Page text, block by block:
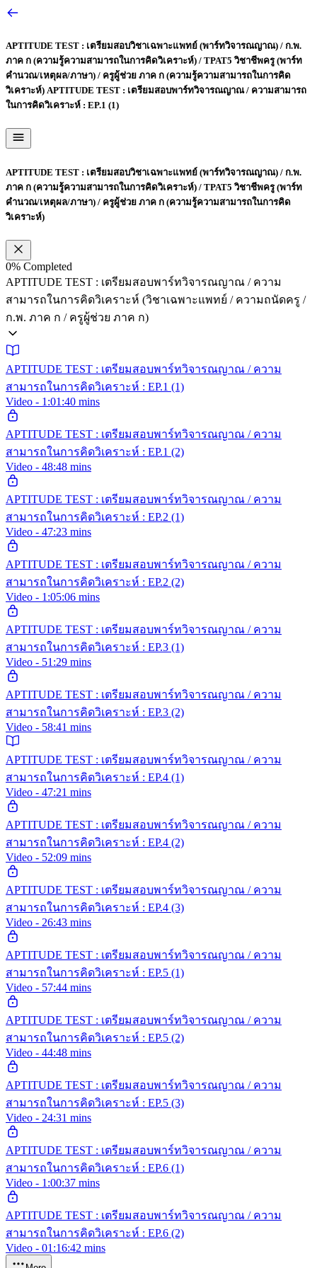
APTITUDE TEST : เตรียมสอบวิชาเฉพาะแพทย์ (พาร์ทวิจารณญาณ) / ก.พ.
ภาค ก (ความรู้ความสามารถในการคิดวิเคราะห์) / TPAT5 วิชาชีพครู (พาร์ท
คำนวณ/เหตุผล/ภาษา) / ครูผู้ช่วย ภาค ก (ความรู้ความสามารถในการคิด
วิเคราะห์) APTITUDE TEST : เตรียมสอบพาร์ทวิจารณญาณ / ความสามารถ
ในการคิดวิเคราะห์ : EP.1 (1)
APTITUDE TEST : เตรียมสอบวิชาเฉพาะแพทย์ (พาร์ทวิจารณญาณ) / ก.พ.
ภาค ก (ความรู้ความสามารถในการคิดวิเคราะห์) / TPAT5 วิชาชีพครู (พาร์ท
คำนวณ/เหตุผล/ภาษา) / ครูผู้ช่วย ภาค ก (ความรู้ความสามารถในการคิด
วิเคราะห์)
0% Completed
APTITUDE TEST : เตรียมสอบพาร์ทวิจารณญาณ / ความ
สามารถในการคิดวิเคราะห์ (วิชาเฉพาะแพทย์ / ความถนัดครู /
ก.พ. ภาค ก / ครูผู้ช่วย ภาค ก)
APTITUDE TEST : เตรียมสอบพาร์ทวิจารณญาณ / ความ
สามารถในการคิดวิเคราะห์ : EP.1 (1)
Video - 1:01:40 mins
APTITUDE TEST : เตรียมสอบพาร์ทวิจารณญาณ / ความ
สามารถในการคิดวิเคราะห์ : EP.1 (2)
Video - 48:48 mins
APTITUDE TEST : เตรียมสอบพาร์ทวิจารณญาณ / ความ
สามารถในการคิดวิเคราะห์ : EP.2 (1)
Video - 47:23 mins
APTITUDE TEST : เตรียมสอบพาร์ทวิจารณญาณ / ความ
สามารถในการคิดวิเคราะห์ : EP.2 (2)
Video - 1:05:06 mins
APTITUDE TEST : เตรียมสอบพาร์ทวิจารณญาณ / ความ
สามารถในการคิดวิเคราะห์ : EP.3 (1)
Video - 51:29 mins
APTITUDE TEST : เตรียมสอบพาร์ทวิจารณญาณ / ความ
สามารถในการคิดวิเคราะห์ : EP.3 (2)
Video - 58:41 mins
APTITUDE TEST : เตรียมสอบพาร์ทวิจารณญาณ / ความ
สามารถในการคิดวิเคราะห์ : EP.4 (1)
Video - 47:21 mins
APTITUDE TEST : เตรียมสอบพาร์ทวิจารณญาณ / ความ
สามารถในการคิดวิเคราะห์ : EP.4 (2)
Video - 52:09 mins
APTITUDE TEST : เตรียมสอบพาร์ทวิจารณญาณ / ความ
สามารถในการคิดวิเคราะห์ : EP.4 (3)
Video - 26:43 mins
APTITUDE TEST : เตรียมสอบพาร์ทวิจารณญาณ / ความ
สามารถในการคิดวิเคราะห์ : EP.5 (1)
Video - 57:44 mins
APTITUDE TEST : เตรียมสอบพาร์ทวิจารณญาณ / ความ
สามารถในการคิดวิเคราะห์ : EP.5 (2)
Video - 44:48 mins
APTITUDE TEST : เตรียมสอบพาร์ทวิจารณญาณ / ความ
สามารถในการคิดวิเคราะห์ : EP.5 (3)
Video - 24:31 mins
APTITUDE TEST : เตรียมสอบพาร์ทวิจารณญาณ / ความ
สามารถในการคิดวิเคราะห์ : EP.6 (1)
Video - 1:00:37 mins
APTITUDE TEST : เตรียมสอบพาร์ทวิจารณญาณ / ความ
สามารถในการคิดวิเคราะห์ : EP.6 (2)
Video - 01:16:42 mins